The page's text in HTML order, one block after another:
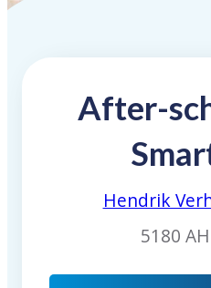
After-
Hendrik
5180